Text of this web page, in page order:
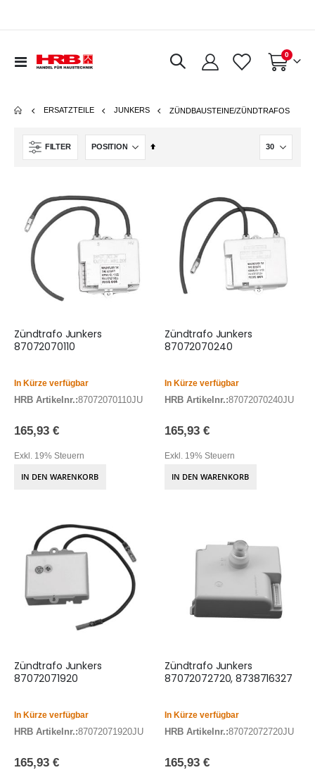
Navigation
Warenkorb
0Artikel
ERSATZTEILE JUNKERS ZÜNDBAUSTEINE/ZÜNDTRAFOS
FILTER
In
Zündtrafo Junkers
87072070110
In Kürze verfügbar
HRB Artikelnr.:87072070110JU
165,93 €
Exkl. 19% Steuern
IN DEN WARENKORB
Zündtrafo Junkers
87072070240
In Kürze verfügbar
HRB Artikelnr.:87072070240JU
165,93 €
Exkl. 19% Steuern
IN DEN WARENKORB
Zündtrafo Junkers
87072071920
In Kürze verfügbar
HRB Artikelnr.:87072071920JU
165,93 €
Zündtrafo Junkers
87072072720, 8738716327
In Kürze verfügbar
HRB Artikelnr.:87072072720JU
165,93 €